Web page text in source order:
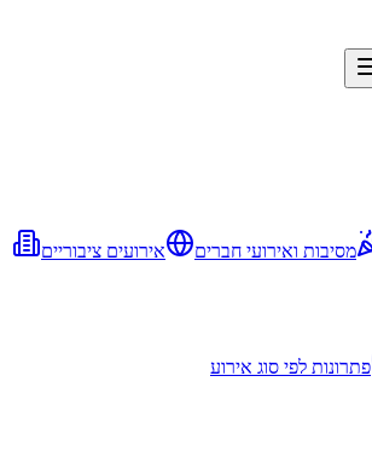
מסיבות ואירועי חברים
אירועים ציבוריים
פתרונות לפי סוג אירוע